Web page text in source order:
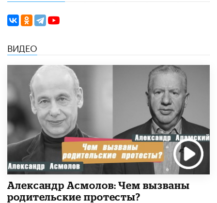
ВИДЕО
Александр Асмолов: Чем вызваны
родительские протесты?